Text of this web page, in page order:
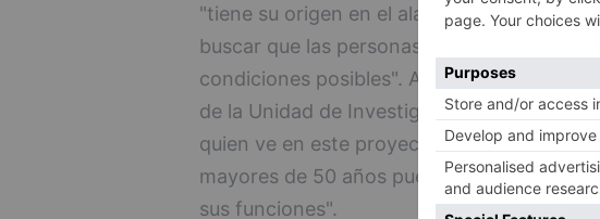
"tiene su origen en el alargamiento de la
buscar que las personas puedan
condiciones posibles". Así lo explica
de la Unidad de Investigación, Simulación y
quien ve en este proyecto "un punto de
mayores de 50 años puedan ganar calidad
sus funciones".